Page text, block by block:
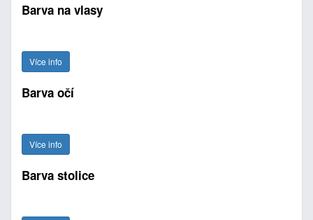
Barva na vlasy
Více info
Barva očí
Více info
Barva stolice